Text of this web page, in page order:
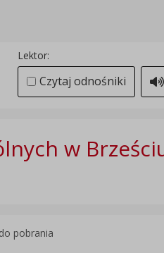
margines między paragrafami
ustawienia domyślne
Lektor:
Czytaj odnośniki
w
pobrania